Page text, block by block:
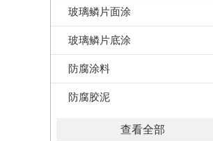
玻璃鳞片面涂
玻璃鳞片底涂
防腐涂料
防腐胶泥
查看全部